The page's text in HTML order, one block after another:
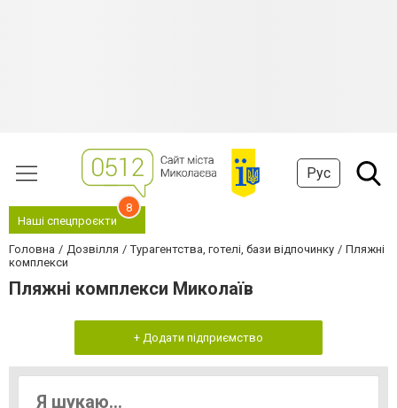
Рус
Наші спецпроєкти
8
Головна Дозвілля Турагентства, готелі, бази відпочинку
Пляжні
комплекси
Пляжні комплекси Миколаїв
+ Додати підприємство